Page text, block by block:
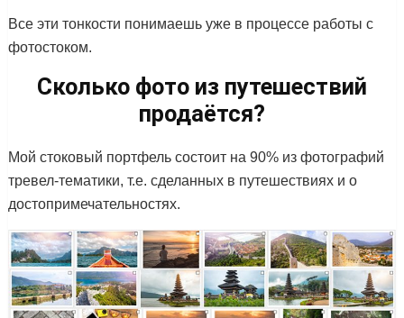
Все эти тонкости понимаешь уже в процессе работы с
фотостоком.
Сколько фото из путешествий
продаётся?
Мой стоковый портфель состоит на 90% из фотографий
тревел-тематики, т.е. сделанных в путешествиях и о
достопримечательностях.